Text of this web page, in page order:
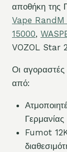
αποθήκη της
Vape
15000,
VOZOL Star
Οι αγοραστές
από:
Γερμανίας
Fumot